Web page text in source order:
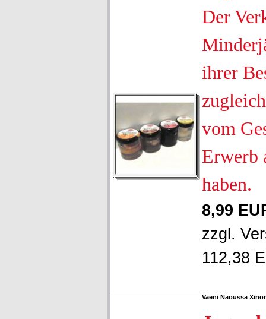
Der
ihrer
vom
Erwerb
haben.
8,99
zzgl.
112,38
Vaeni Naoussa